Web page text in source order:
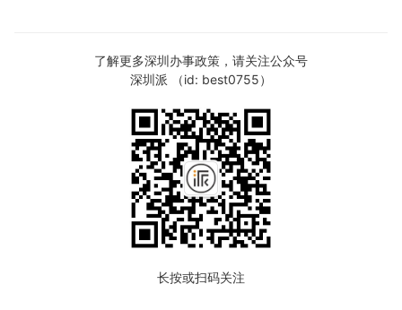
了解更多深圳办事政策，请关注公众号
深圳派 （id: best0755）
长按或扫码关注